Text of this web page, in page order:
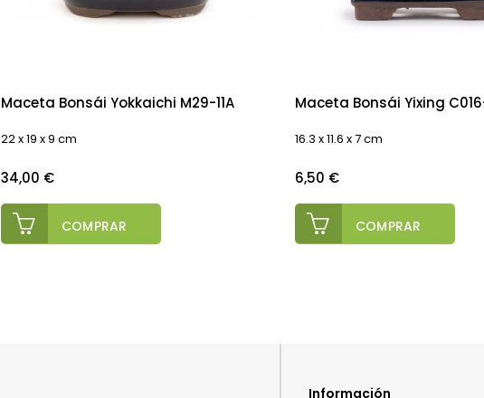
Maceta Bonsái Yokkaichi M29-11A
22 x 19 x 9 cm
Precio
34,00 €
COMPRAR
Maceta Bonsái Yixing
16.3 x 11.6 x 7 cm
Precio
6,50 €
COMPRAR
Información